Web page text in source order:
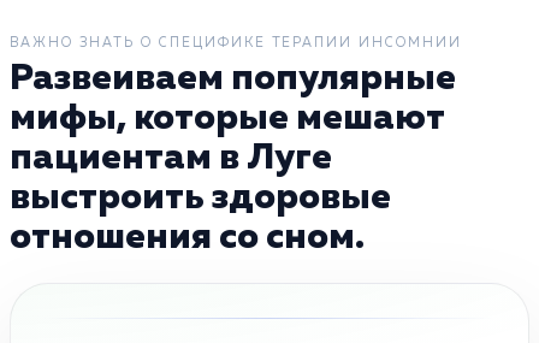
ВАЖНО ЗНАТЬ О СПЕЦИФИКЕ ТЕРАПИИ ИНСОМНИИ
Развеиваем популярные
мифы, которые мешают
пациентам в Луге
выстроить здоровые
отношения со сном.